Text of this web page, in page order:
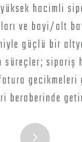
hacimli
ve bayi/alt
güçlü bir
süreçler; sipariş
beraberinde